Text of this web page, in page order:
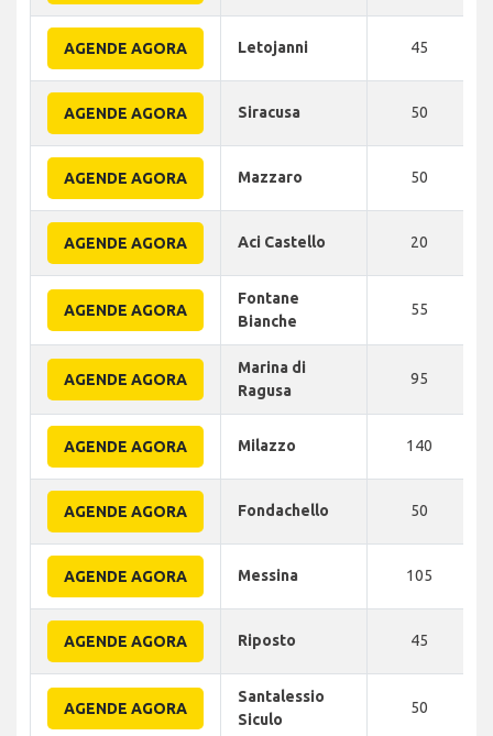
AGENDE AGORA Letojanni 45
AGENDE AGORA Siracusa 50
AGENDE AGORA Mazzaro 50
AGENDE AGORA Aci Castello 20
AGENDE AGORA
Fontane
Bianche
55
AGENDE AGORA
Marina di
Ragusa
95
AGENDE AGORA Milazzo 140
AGENDE AGORA Fondachello 50
AGENDE AGORA Messina 105
AGENDE AGORA Riposto 45
AGENDE AGORA
Santalessio
Siculo
50